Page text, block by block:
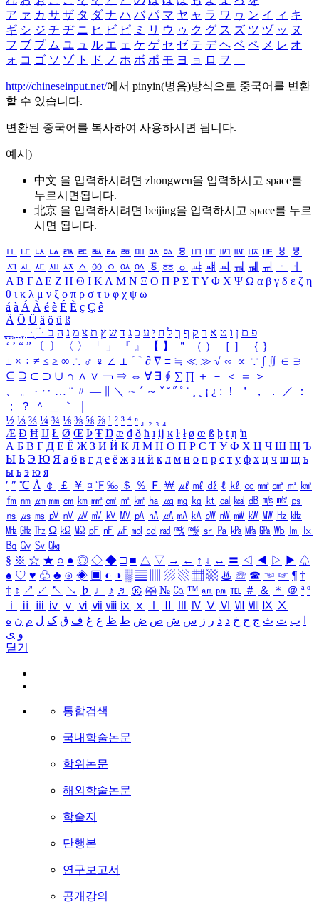
ア ァ カ サ ザ タ ダ ナ ハ バ パ マ ヤ ャ ラ ワ ヮ ン イ ィ キ
ギ シ ジ チ ヂ ニ ヒ ビ ピ ミ リ ウ ゥ ク グ ス ズ ツ ヅ ッ ヌ
フ ブ プ ム ユ ュ ル エ ェ ケ ゲ セ ゼ テ デ ヘ ベ ペ メ レ オ
ォ コ ゴ ソ ゾ ト ド ノ ホ ボ ポ モ ヨ ョ ロ ヲ ―
http://chineseinput.net/에서 pinyin(병음)방식으로 중국어를 변환
할 수 있습니다.
변환된 중국어를 복사하여 사용하시면 됩니다.
예시)
中文 을 입력하시려면 zhongwen을 입력하시고 space를
누르시면됩니다.
北京 을 입력하시려면 beijing을 입력하시고 space를 누르
시면 됩니다.
ㅥ ㅦ ㅧ ㅨ ㅩ ㅪ ㅫ ㅬ ㅭ ㅮ ㅯ ㅰ ㅱ ㅲ ㅳ ㅴ ㅵ ㅶ ㅷ ㅸ
ㅹ
ㅺ ㅻ ㅼ ㅽ ㅾ ㅿ ㆀ ㆁ ㆂ ㆃ ㆄ ㆅ ㆆ ㆇ ㆈ ㆉ ㆊ ㆋ ㆌ ㆍ
ㆎ
Α Β ΓΔ Ε Ζ Η Θ Ι ΚΛ Μ Ν Ξ Ο Π Ρ Σ ΤΥ Φ Χ Ψ Ω α β γ δ ε ζ η
θ ι κ λ μ ν ξ ο π ρ σ τ υ φ χ ψ ω
á à Á À é è É È ç Ç ê
Ä Ö Ü ä ö ü ß
ִֶֹ ֻּ ׁׂ פ ם ן ו ט א ר ק ף ך ל ח י ע כ ג ד ש ץ ת צ מ נ ה ב
‘ ’ “ ” 〔 〕 〈 〉 「 」 『 』 【 】 ＂ （ ） ［ ］ ｛ ｝
± × ÷ ≠ ≤ ≥ ∞ ∴ ♂ ♀ ∠ ⊥ ⌒ ∂ ∇ ≡ ≒ ≪ ≫ √ ∽ ∝ ∵ ∫ ∬ ∈ ∋
⊆ ⊇ ⊂ ⊃ ∪ ∩ ∧ ∨ ￢ ⇒ ⇔ ∀ ∃ ∮ ∑ ∏ ＋ － ＜ ＝
＞
、
。 · ‥ … ¨ 〃 ― ＼ ∼ ´ ～ ˇ ˘ ˝ ˚ ˙ ¸ ¡ ¿ ː ！ ＇ ， ． ／
：
；
？ ＾ ｀
½ ⅓ ⅔ ¼ ¾ ⅛ ⅜ ⅝ ⅞ ¹ ² ³ ⁴ ⁿ ₁ ₂ ₃ ₄
Æ Ð Ħ Ĳ Ł Ø Œ Þ Ŧ Ŋ æ đ ð ħ ı ĳ ĸ ŀ ł ø œ ß þ ŧ ŋ ŉ
А Б В Г Д Е Ё Ж З И Й К Л М Н О П Р С Т У Ф Х Ц Ч Ш Щ Ъ
Ы Ь Э Ю Я а б в г д е ё ж з и й к л м н о п р с т у ф х ц ч ш щ ъ
ы ь э ю я
′ ″ ℃ Å ￠ ￡ ￥ ¤ ℉ ‰ ＄ ％ Ｆ ￦ ㎕ ㎖ ㎗ ℓ ㎘ ㏄ ㎣ ㎤ ㎥ ㎦
㎙ ㎚ ㎛ ㎜ ㎝ ㎞ ㎟ ㎠ ㎡ ㎢ ㏊ ㎍ ㎎ ㎏ ㏏ ㎈ ㎉ ㏈ ㎧ ㎨ ㎰
㎱ ㎲ ㎳ ㎴ ㎵ ㎶ ㎷ ㎸ ㎹ ㎀ ㎁ ㎂ ㎃ ㎄ ㎺ ㎻ ㎽ ㎾ ㎿ ㎐ ㎑
㎒ ㎓ ㎔ Ω ㏀ ㏁ ㎊ ㎋ ㎌ ㏖ ㏅ ㎭ ㎮ ㎯ ㏛ ㎩ ㎪ ㎫ ㎬ ㏝ ㏐
㏓
㏃ ㏉ ㏜ ㏆
§ ※ ☆ ★ ○ ● ◎ ◇ ◆ □ ■ △ ▽ → ← ↑ ↓ ↔ 〓 ◁ ◀ ▷ ▶ ♤
♠ ♡ ♥ ♧ ♣ ⊙ ◈ ▣ ◐ ◑ ▒ ▤ ▨ ▧ ▦ ▩ ♨ ☏ ☎ ☜ ☞ ¶ †
‡ ↕ ↗ ↙ ↖ ↘ ♭ ♩ ♪ ♬ ㉿ ㈜ № ㏇ ™ ㏂ ㏘ ℡ ＃ ＆ ＊ ＠ ª º
ⅰ
ⅱ ⅲ ⅳ ⅴ ⅵ ⅶ ⅷ ⅸ ⅹ Ⅳ Ⅴ Ⅵ Ⅶ Ⅷ Ⅸ Ⅹ
ب ت ث ج ح خ د ذ ر ز س ش ص ض ط ظ ع غ ف ق ک ل م ن ه
و ی
닫기
통합검색
국내학술논문
학위논문
해외학술논문
학술지
단행본
연구보고서
공개강의